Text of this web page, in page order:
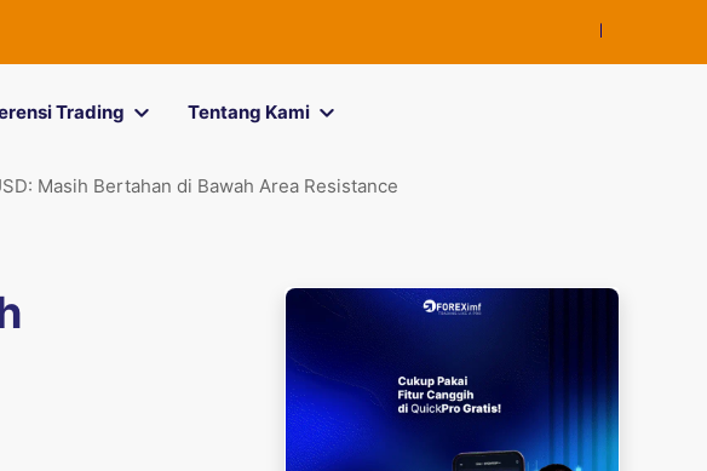
FOREXimf
Trading Tentang Kami
Masih Bertahan di Bawah Area Resistance